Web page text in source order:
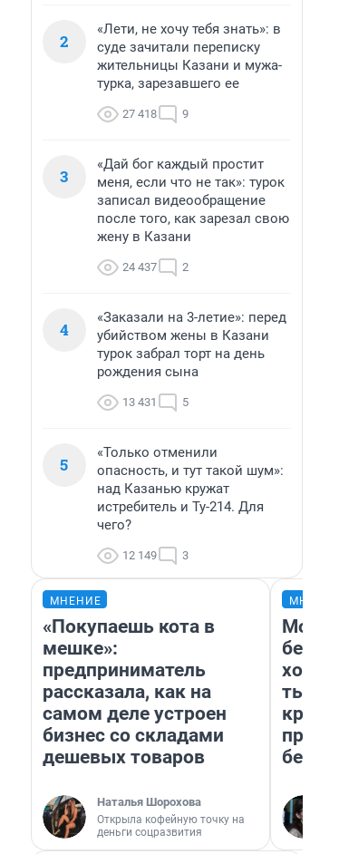
2
«Лети, не хочу тебя знать»: в
суде зачитали переписку
жительницы Казани и мужа-
турка, зарезавшего ее
27 418 9
3
«Дай бог каждый простит
меня, если что не так»: турок
записал видеообращение
после того, как зарезал свою
жену в Казани
24 437 2
4
«Заказали на 3-летие»: перед
убийством жены в Казани
турок забрал торт на день
рождения сына
13 431 5
5
«Только отменили
опасность, и тут такой шум»:
над Казанью кружат
истребитель и Ту-214. Для
чего?
12 149 3
МНЕНИЕ
«Покупаешь кота в
мешке»:
предприниматель
рассказала, как на
самом деле устроен
бизнес со складами
дешевых товаров
Наталья Шорохова
Открыла кофейную точку на
деньги соцразвития
Мой